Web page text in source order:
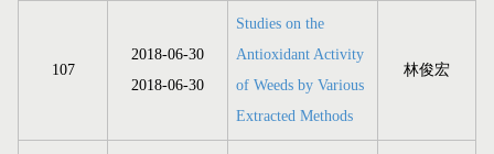
107
2018-06-30
2018-06-30
Studies on the
Antioxidant Activity
of Weeds by Various
Extracted Methods
林俊宏